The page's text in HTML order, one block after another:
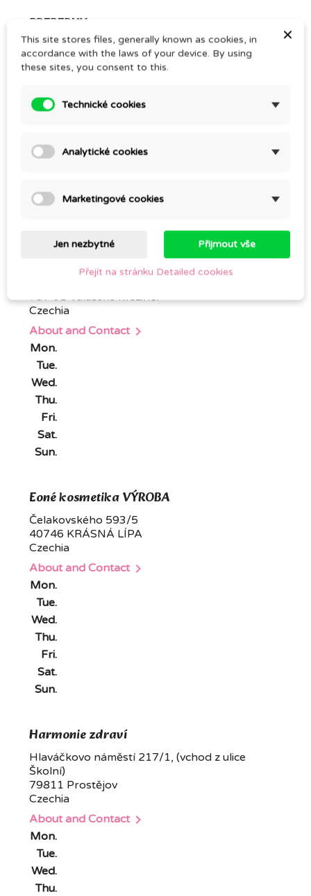
BREBERKY.cz
Skladištní 40
29001 Poděbrady
Czechia
About and Contact
Mon.
Wed.
Sat.
757 01 Valašské Meziříčí
Czechia
About and Contact
Mon.
Tue.
Wed.
Thu.
Fri.
Sat.
Sun.
Eoné kosmetika VÝROBA
Čelakovského 593/5
40746 KRÁSNÁ LÍPA
Czechia
About and Contact
Mon.
Tue.
Wed.
Thu.
Fri.
Sat.
Sun.
Harmonie zdraví
Hlaváčkovo náměstí 217/1, (vchod z ulice
Školní)
79811 Prostějov
Czechia
About and Contact
Mon.
Tue.
Wed.
Thu.
×
This site stores files, generally known as cookies, in
accordance with the laws of your device. By using
these sites, you consent to this.
Technické cookies
Analytické cookies
Marketingové cookies
Jen nezbytné Přijmout vše
Přejít na stránku Detailed cookies